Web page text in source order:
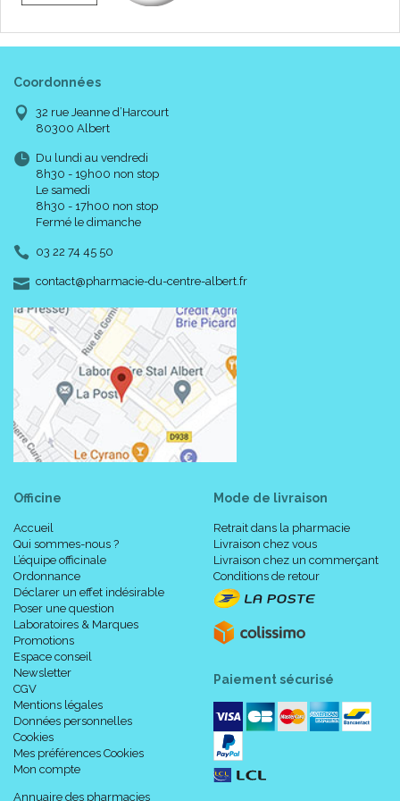
Coordonnées
32 rue Jeanne d’Harcourt
80300 Albert
Du lundi au vendredi
8h30 - 19h00 non stop
Le samedi
8h30 - 17h00 non stop
Fermé le dimanche
03 22 74 45 50
contact-
@-
pharmacie-du-centre-albert.fr
Officine
Accueil
Qui sommes-nous ?
L’équipe officinale
Ordonnance
Déclarer un effet indésirable
Poser une question
Laboratoires & Marques
Promotions
Espace conseil
Newsletter
CGV
Mentions légales
Données personnelles
Cookies
Mes préférences Cookies
Mon compte
Annuaire des pharmacies
Mode de livraison
Retrait dans la pharmacie
Livraison chez vous
Livraison chez un commerçant
Conditions de retour
Paiement sécurisé